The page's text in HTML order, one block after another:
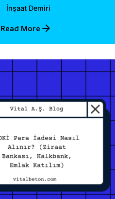
İnşaat Demiri
Read More
Posted by
Webmaster